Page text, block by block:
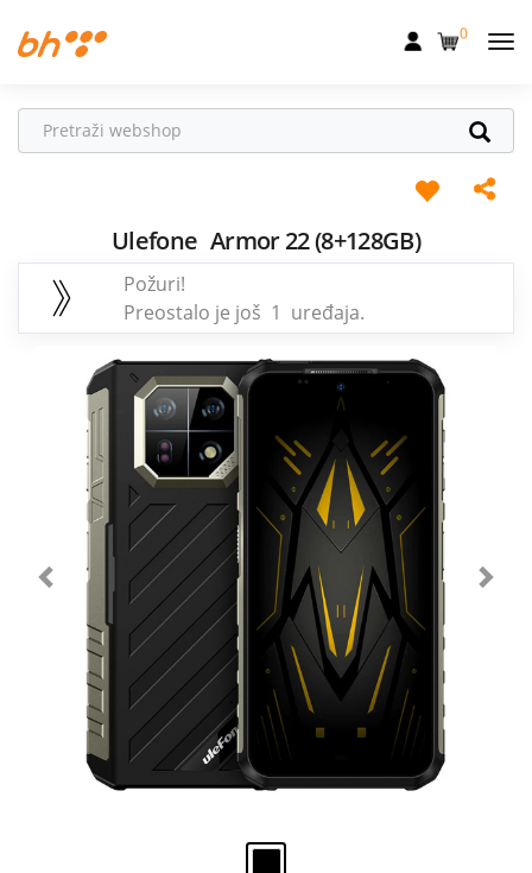
Fiksna
Dom
Uređaji
Pogodnosti
0
Ulefone Armor 22 (8+128GB)
Požuri!
Preostalo je još 1 uređaja.